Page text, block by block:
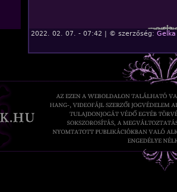
2022. 02. 07. - 07:42 | © szerzőség: Gelka